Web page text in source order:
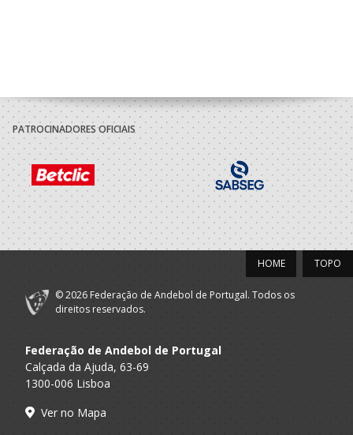
PATROCINADORES OFICIAIS
TOPO
HOME
© 2026 Federação de Andebol de Portugal. Todos os
direitos reservados.
Federação de Andebol de Portugal
Calçada da Ajuda, 63-69
1300-006 Lisboa
Ver no Mapa